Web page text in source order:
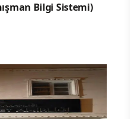
Bilgi Sistemi)